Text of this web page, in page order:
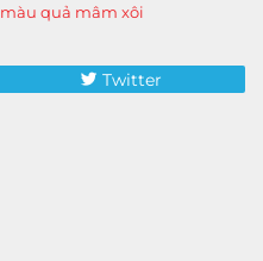
màu quả mâm xôi
Twitter